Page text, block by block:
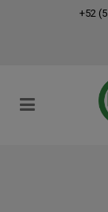
+52